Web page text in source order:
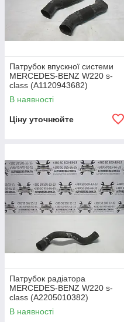
Патрубок впускної системи
MERCEDES-BENZ W220 s-
class (A1120943682)
В наявності
Ціну уточнюйте
Патрубок радіатора
MERCEDES-BENZ W220 s-
class (A2205010382)
В наявності